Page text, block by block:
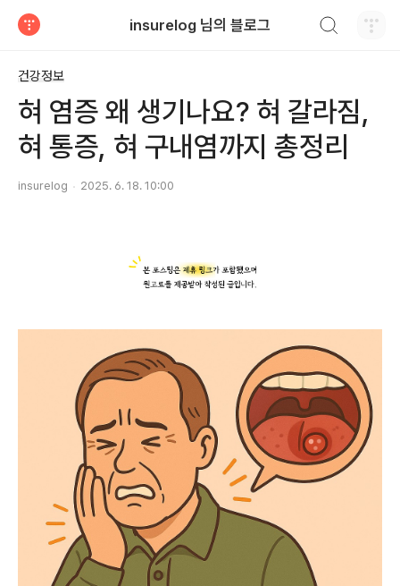
insurelog 님의 블로그
건강정보
혀 염증 왜 생기나요? 혀 갈라짐,
혀 통증, 혀 구내염까지 총정리
insurelog 2025. 6. 18. 10:00